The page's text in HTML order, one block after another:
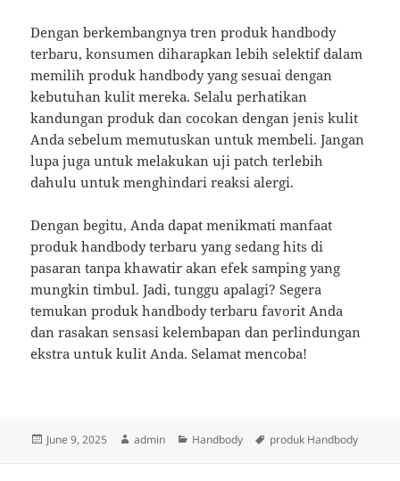
Dengan berkembangnya tren produk handbody
terbaru, konsumen diharapkan lebih selektif dalam
memilih produk handbody yang sesuai dengan
kebutuhan kulit mereka. Selalu perhatikan
kandungan produk dan cocokan dengan jenis kulit
Anda sebelum memutuskan untuk membeli. Jangan
lupa juga untuk melakukan uji patch terlebih
dahulu untuk menghindari reaksi alergi.
Dengan begitu, Anda dapat menikmati manfaat
produk handbody terbaru yang sedang hits di
pasaran tanpa khawatir akan efek samping yang
mungkin timbul. Jadi, tunggu apalagi? Segera
temukan produk handbody terbaru favorit Anda
dan rasakan sensasi kelembapan dan perlindungan
ekstra untuk kulit Anda. Selamat mencoba!
Posted
June 9, 2025 Author
admin Categories
Handbody Tags
produk Handbody